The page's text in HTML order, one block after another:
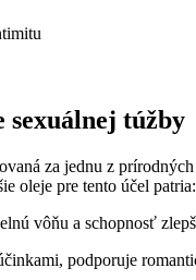
sexuálnej túžby
za jednu z
oleje pre tento účel patria:
vôňu a schopnosť
podporuje